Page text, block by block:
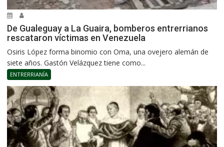
De Gualeguay a La Guaira, bomberos entrerrianos
rescataron víctimas en Venezuela
Osiris López forma binomio con Oma, una ovejero alemán de
siete años. Gastón Velázquez tiene como...
ENTRERRIANÍA